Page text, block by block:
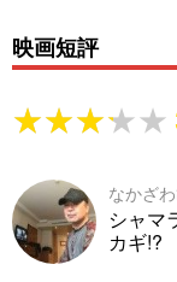
映画短評
★★★★★
★★★★★
なかざ
シャマ
カギ!?